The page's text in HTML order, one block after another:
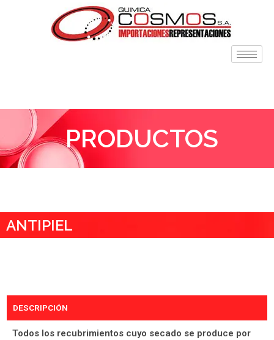
PRODUCTOS
ANTIPIEL
DESCRIPCIÓN
Todos los recubrimientos cuyo secado se produce por